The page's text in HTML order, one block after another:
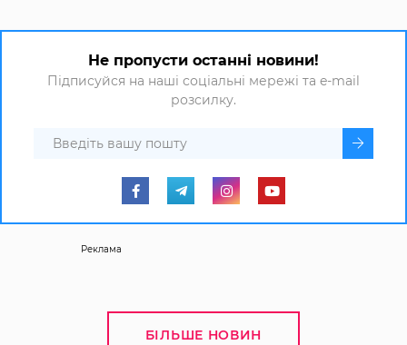
Не пропусти останні новини!
Підписуйся на наші соціальні мережі та e-mail
розсилку.
Реклама
БІЛЬШЕ НОВИН